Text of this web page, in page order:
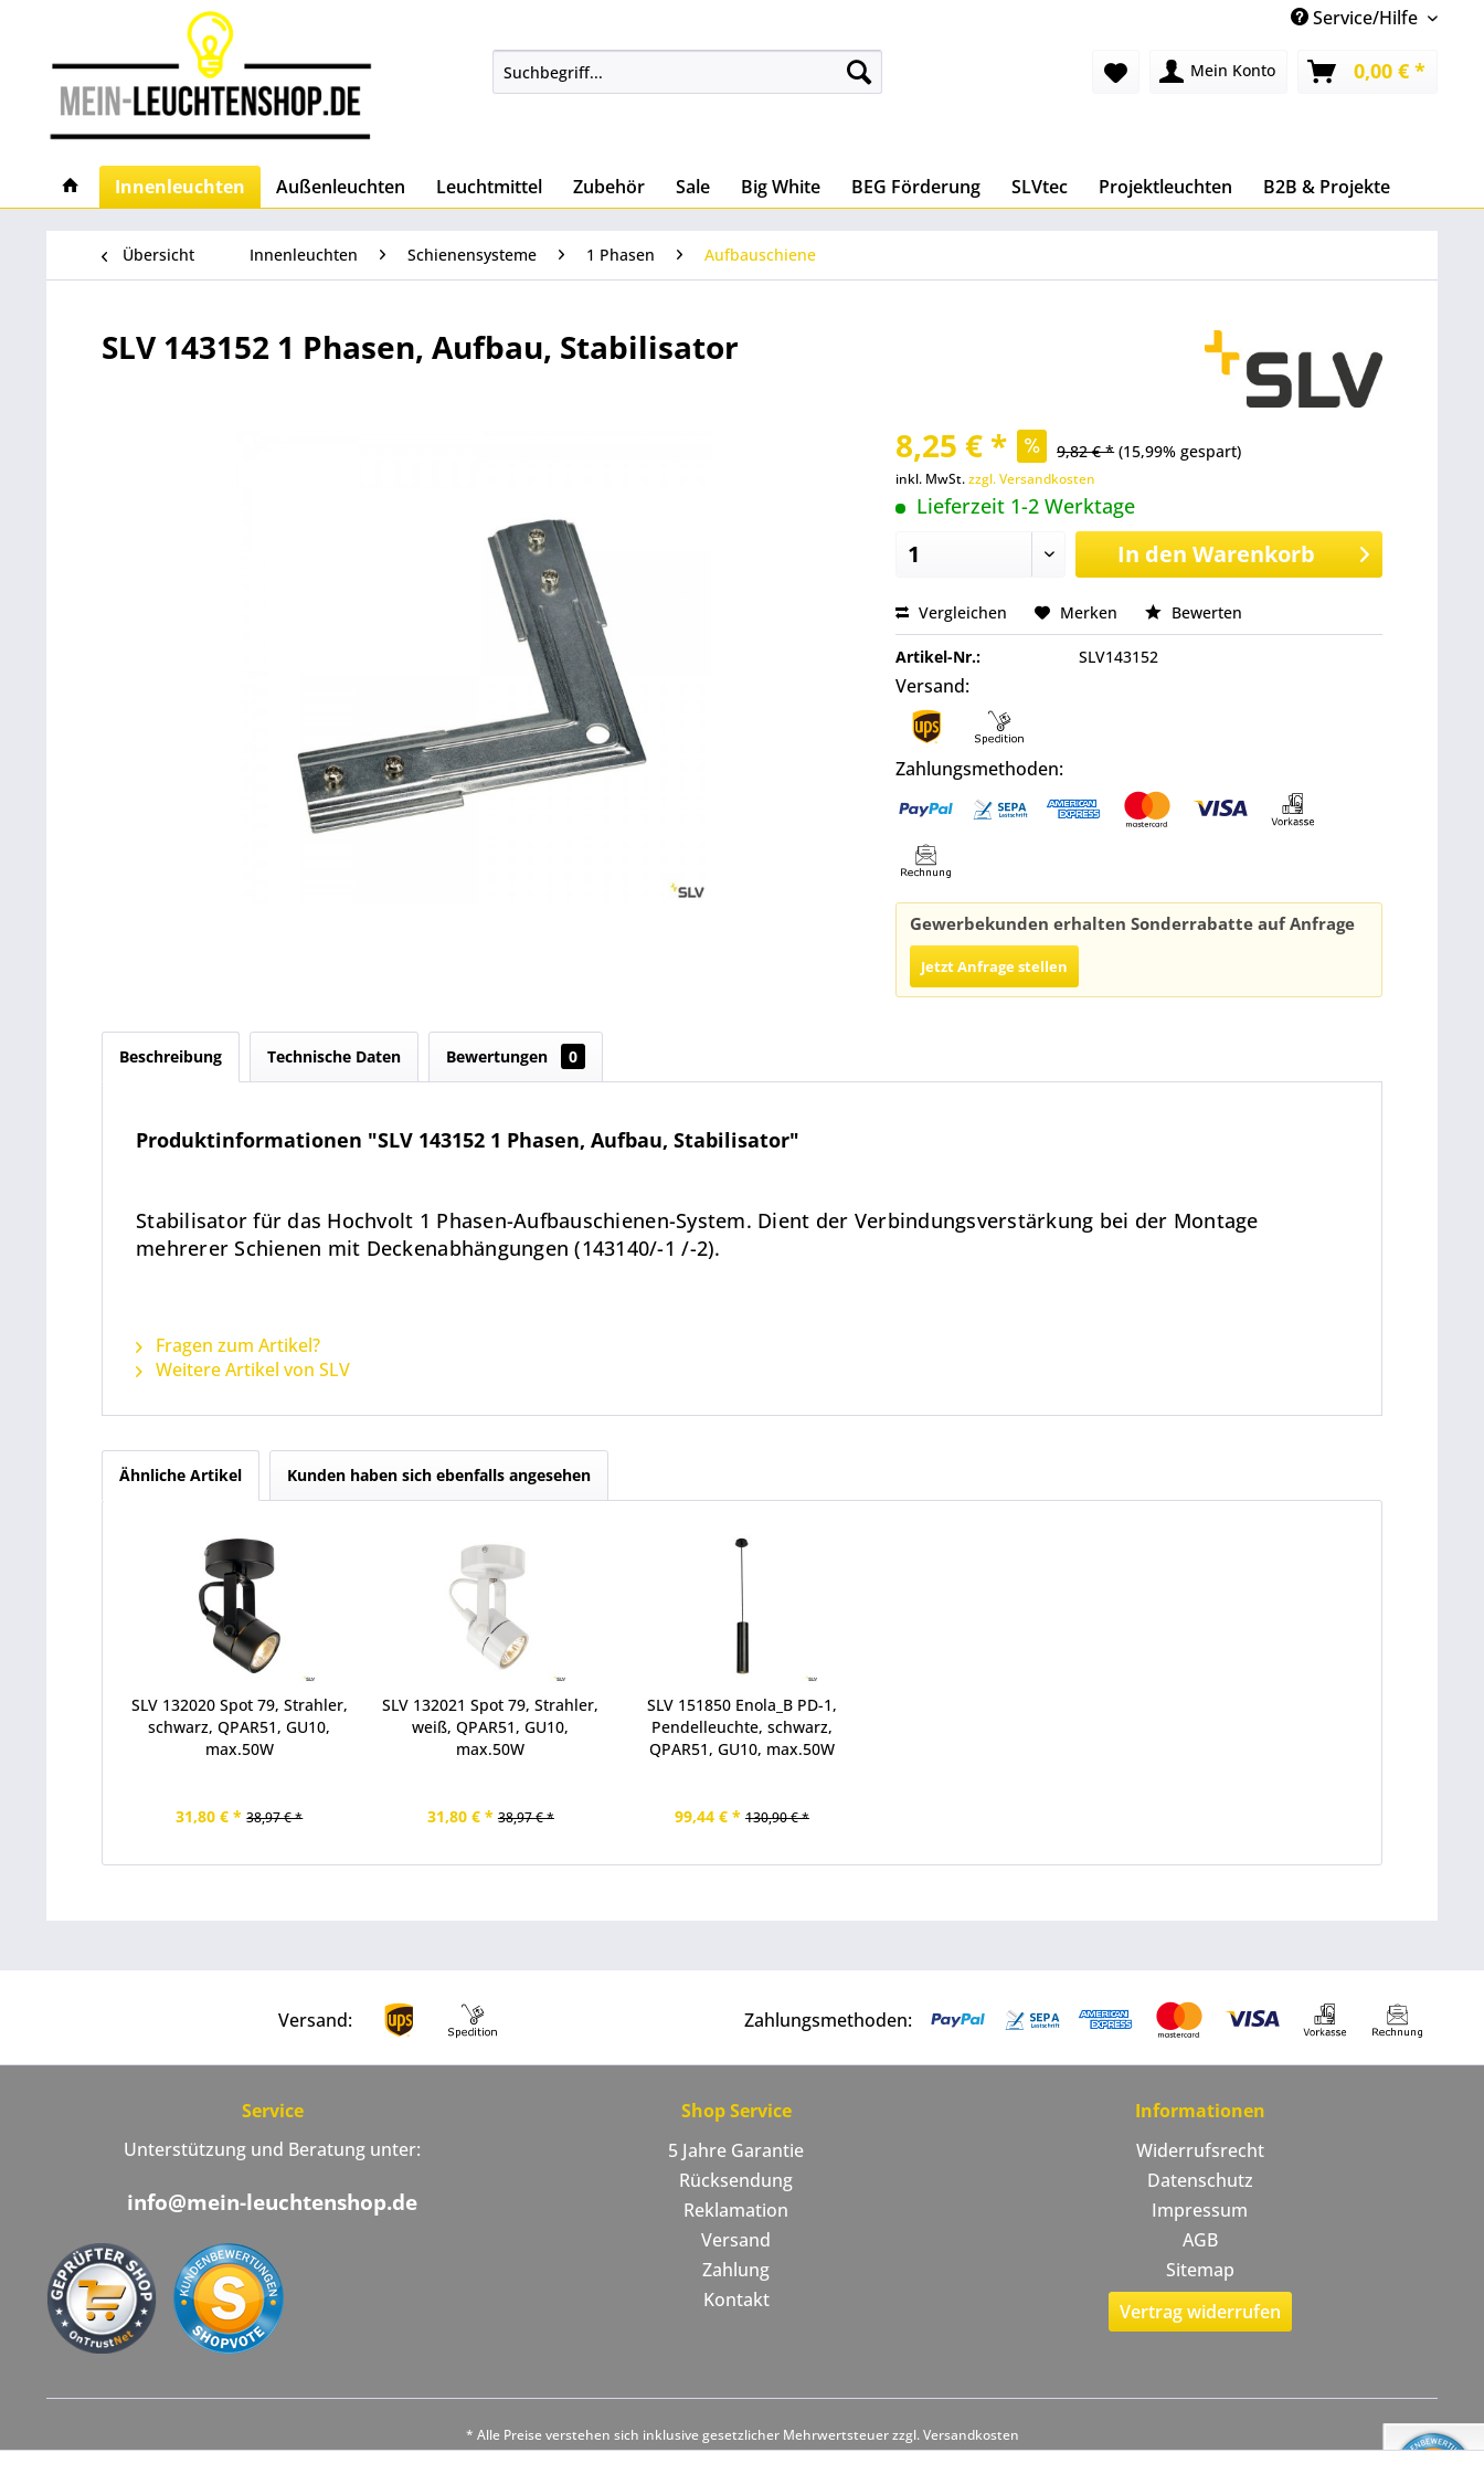
Service/Hilfe
Mein Konto 0,00 € *
Innenleuchten Außenleuchten Leuchtmittel Zubehör Sale Big White BEG Förderung SLVtec Projektleuchten B2B & Projekte
Übersicht Innenleuchten Schienensysteme 1 Phasen Aufbauschiene
SLV 143152 1 Phasen, Aufbau, Stabilisator
8,25 € * 9,82 € * (15,99% gespart)
inkl. MwSt.zzgl. Versandkosten
Lieferzeit 1-2 Werktage
In den Warenkorb
Vergleichen Merken Bewerten
Artikel-Nr.: SLV143152
Versand:
Zahlungsmethoden:
Gewerbekunden erhalten Sonderrabatte auf Anfrage
Jetzt Anfrage stellen
Beschreibung Technische Daten Bewertungen 0
Produktinformationen "SLV 143152 1 Phasen, Aufbau, Stabilisator"
Stabilisator für das Hochvolt 1 Phasen-Aufbauschienen-System. Dient der Verbindungsverstärkung bei der Montage
mehrerer Schienen mit Deckenabhängungen (143140/-1 /-2).
Fragen zum Artikel?
Weitere Artikel von SLV
Ähnliche Artikel Kunden haben sich ebenfalls angesehen
SLV 132020 Spot 79, Strahler,
schwarz, QPAR51, GU10,
max.50W
31,80 € * 38,97 € *
SLV 132021 Spot 79, Strahler,
weiß, QPAR51, GU10,
max.50W
31,80 € * 38,97 € *
SLV 151850 Enola_B PD-1,
Pendelleuchte, schwarz,
QPAR51, GU10, max.50W
99,44 € * 130,90 € *
Versand: Zahlungsmethoden:
Service
Unterstützung und Beratung unter:
info@mein-leuchtenshop.de
Shop Service
5 Jahre Garantie
Rücksendung
Reklamation
Versand
Zahlung
Kontakt
Informationen
Widerrufsrecht
Datenschutz
Impressum
AGB
Sitemap
Vertrag widerrufen
* Alle Preise verstehen sich inklusive gesetzlicher Mehrwertsteuer zzgl. Versandkosten